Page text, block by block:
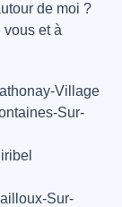
de moi ?
et à
Village
Sur-
Sur-